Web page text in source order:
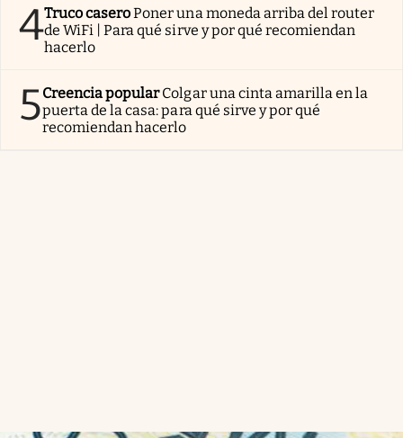
4Truco caseroPoner una moneda arriba del router
de WiFi | Para qué sirve y por qué recomiendan
hacerlo
5Creencia popularColgar una cinta amarilla en la
puerta de la casa: para qué sirve y por qué
recomiendan hacerlo